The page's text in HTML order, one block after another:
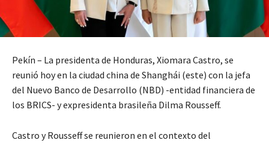
Pekín – La presidenta de Honduras, Xiomara Castro, se
reunió hoy en la ciudad china de Shanghái (este) con la jefa
del Nuevo Banco de Desarrollo (NBD) -entidad financiera de
los BRICS- y expresidenta brasileña Dilma Rousseff.
Castro y Rousseff se reunieron en el contexto del